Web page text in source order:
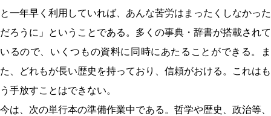
と一年早く利用していれば、あんな苦労はまったくしなかった
だろうに」ということである。多くの事典・辞書が搭載されて
いるので、いくつもの資料に同時にあたることができる。ま
た、どれもが長い歴史を持っており、信頼がおける。これはも
う手放すことはできない。
今は、次の単行本の準備作業中である。哲学や歴史、政治等、